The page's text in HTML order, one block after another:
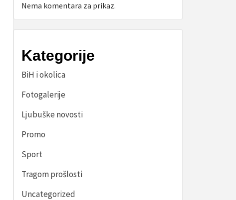
Nema komentara za prikaz.
Kategorije
BiH i okolica
Fotogalerije
Ljubuške novosti
Promo
Sport
Tragom prošlosti
Uncategorized